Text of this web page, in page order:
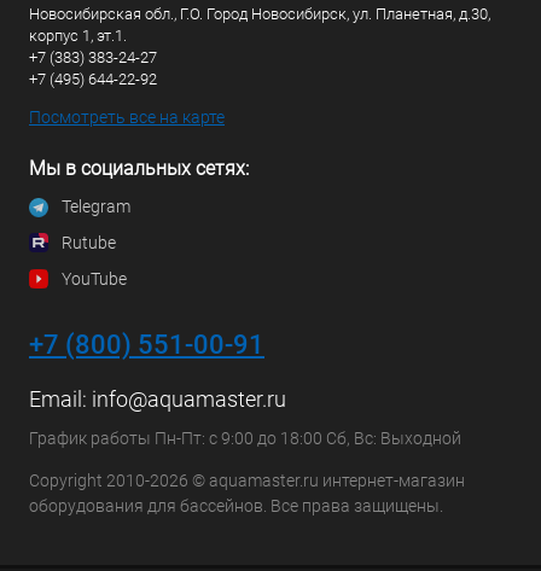
Новосибирская обл., Г.О. Город Новосибирск, ул. Планетная, д.30,
корпус 1, эт.1.
+7 (383) 383-24-27
+7 (495) 644-22-92
Посмотреть все на карте
Мы в социальных сетях:
Telegram
Rutube
YouTube
+7 (800) 551-00-91
Email: info@aquamaster.ru
График работы Пн-Пт: с 9:00 до 18:00 Сб, Вс: Выходной
Copyright 2010-2026 © aquamaster.ru интернет-магазин
оборудования для бассейнов. Все права защищены.